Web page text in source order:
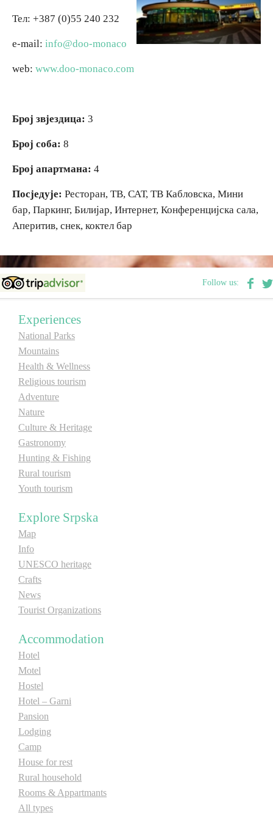
Adventure
Gastronomy
Hunting & Fishing
Youth tourism
List of destinations
Map
Events
Accommodation
Multimedia
Foto
Video
E-Brochure
Explore Srpska
Тел: +387 (0)55 240 232
e-mail: info@doo-monaco
web: www.doo-monaco.com
Број звјездица: 3
Број соба: 8
Број апартмана: 4
Посједује: Ресторан, ТВ, САТ, ТВ Кабловска, Мини
бар, Паркинг, Билијар, Интернет, Конференцијска сала,
Аперитив, снек, коктел бар
Follow us:
Experiences
National Parks
Mountains
Health & Wellness
Religious tourism
Adventure
Nature
Culture & Heritage
Gastronomy
Hunting & Fishing
Rural tourism
Youth tourism
Explore Srpska
Map
Info
UNESCO heritage
Crafts
News
Tourist Organizations
Accommodation
Hotel
Motel
Hostel
Hotel – Garni
Pansion
Lodging
Camp
House for rest
Rural household
Rooms & Appartmants
All types